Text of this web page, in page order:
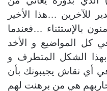
للآخرين …هذا الأخير
بالإستثناء …فعندما
كل المواضيع و الأخد
بهذا الشكل المتطرف و
أي نقاش يجيبونك بأن
هي من برهنت لهم